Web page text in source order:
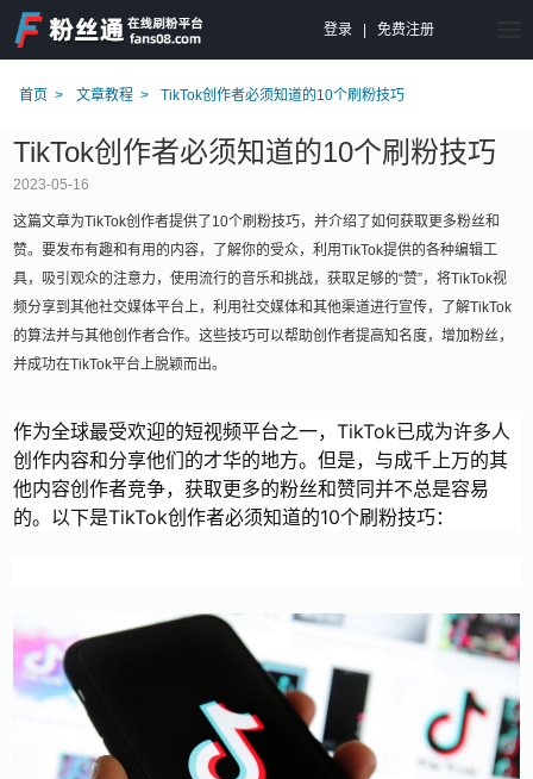
登录 免费注册
首页 文章教程 TikTok创作者必须知道的10个刷粉技巧
TikTok创作者必须知道的10个刷粉技巧
2023-05-16
这篇文章为TikTok创作者提供了10个刷粉技巧，并介绍了如何获取更多粉丝和
赞。要发布有趣和有用的内容，了解你的受众，利用TikTok提供的各种编辑工
具，吸引观众的注意力，使用流行的音乐和挑战，获取足够的“赞”，将TikTok视
频分享到其他社交媒体平台上，利用社交媒体和其他渠道进行宣传，了解TikTok
的算法并与其他创作者合作。这些技巧可以帮助创作者提高知名度，增加粉丝，
并成功在TikTok平台上脱颖而出。
作为全球最受欢迎的短视频平台之一，TikTok已成为许多人
创作内容和分享他们的才华的地方。但是，与成千上万的其
他内容创作者竞争，获取更多的粉丝和赞同并不总是容易
的。以下是TikTok创作者必须知道的10个刷粉技巧：